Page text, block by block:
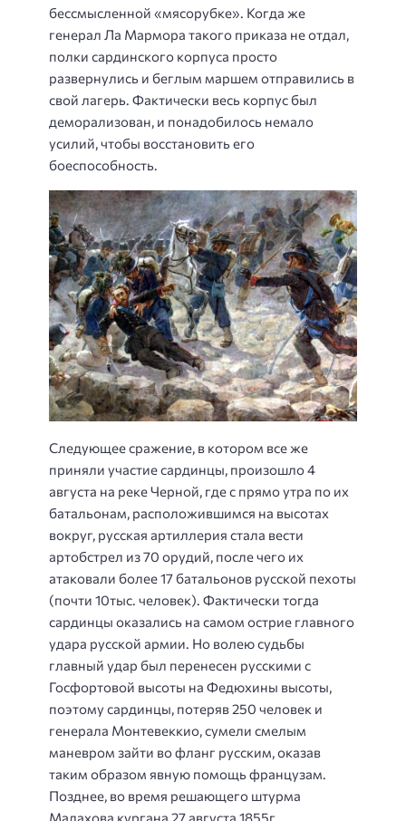
бессмысленной «мясорубке». Когда же
генерал Ла Мармора такого приказа не отдал,
полки сардинского корпуса просто
развернулись и беглым маршем отправились в
свой лагерь. Фактически весь корпус был
деморализован, и понадобилось немало
усилий, чтобы восстановить его
боеспособность.
Следующее сражение, в котором все же
приняли участие сардинцы, произошло 4
августа на реке Черной, где с прямо утра по их
батальонам, расположившимся на высотах
вокруг, русская артиллерия стала вести
артобстрел из 70 орудий, после чего их
атаковали более 17 батальонов русской пехоты
(почти 10тыс. человек). Фактически тогда
сардинцы оказались на самом острие главного
удара русской армии. Но волею судьбы
главный удар был перенесен русскими с
Госфортовой высоты на Федюхины высоты,
поэтому сардинцы, потеряв 250 человек и
генерала Монтевеккио, сумели смелым
маневром зайти во фланг русским, оказав
таким образом явную помощь французам.
Позднее, во время решающего штурма
Малахова кургана 27 августа 1855г.,